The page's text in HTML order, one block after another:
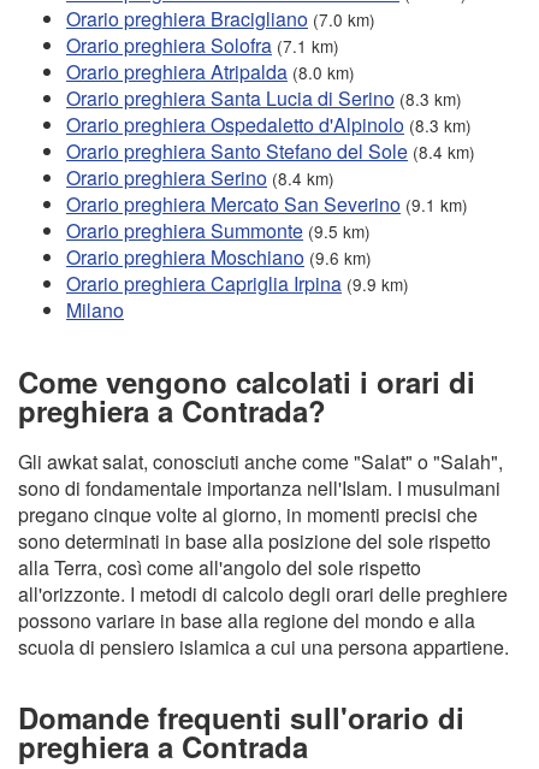
Orario preghiera Bracigliano (7.0 km)
Orario preghiera Solofra (7.1 km)
Orario preghiera Atripalda (8.0 km)
Orario preghiera Santa Lucia di Serino (8.3 km)
Orario preghiera Ospedaletto d'Alpinolo (8.3 km)
Orario preghiera Santo Stefano del Sole (8.4 km)
Orario preghiera Serino (8.4 km)
Orario preghiera Mercato San Severino (9.1 km)
Orario preghiera Summonte (9.5 km)
Orario preghiera Moschiano (9.6 km)
Orario preghiera Capriglia Irpina (9.9 km)
Milano
Come vengono calcolati i orari di
preghiera a Contrada?
Gli awkat salat, conosciuti anche come "Salat" o "Salah",
sono di fondamentale importanza nell'Islam. I musulmani
pregano cinque volte al giorno, in momenti precisi che
sono determinati in base alla posizione del sole rispetto
alla Terra, così come all'angolo del sole rispetto
all'orizzonte. I metodi di calcolo degli orari delle preghiere
possono variare in base alla regione del mondo e alla
scuola di pensiero islamica a cui una persona appartiene.
Domande frequenti sull'orario di
preghiera a Contrada